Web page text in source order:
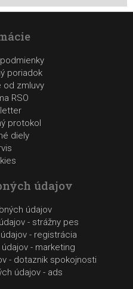
poriadok
od zmluvy
RSO
protokol
diely
údajov
údajov
- strážny pes
- registrácia
- marketing
- dotaznik spokojnosti
údajov - ads